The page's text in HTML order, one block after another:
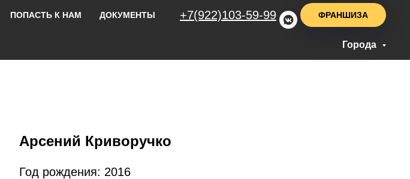
ПОПАСТЬ К НАМ ДОКУМЕНТЫ +7(922)103-59-99 ФРАНШИЗА
Города
Арсений Криворучко
Год рождения: 2016